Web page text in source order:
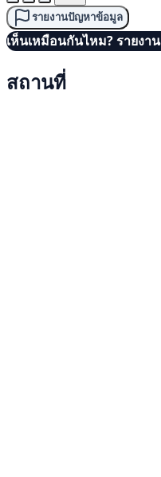
รายงานปัญหาข้อมูล
เห็นเหมือนกันไหม? รายงาน
สถานที่